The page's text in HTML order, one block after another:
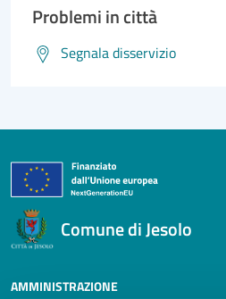
Problemi in città
Segnala disservizio
Comune di Jesolo
AMMINISTRAZIONE